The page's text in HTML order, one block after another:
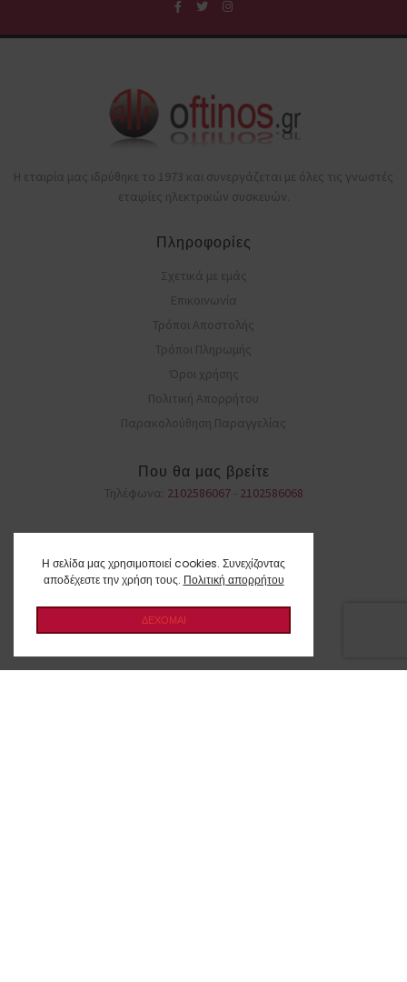
Η εταιρία μας ιδρύθηκε το 1973 και συνεργάζεται με όλες τις γνωστές
εταιρίες ηλεκτρικών συσκευών.
Πληροφορίες
Σχετικά με εμάς
Επικοινωνία
Τρόποι Αποστολής
Τρόποι Πληρωμής
Όροι χρήσης
Πολιτική Απορρήτου
Παρακολούθηση Παραγγελίας
Που θα μας βρείτε
Τηλέφωνα: 2102586067- 2102586068
Η σελίδα μας χρησιμοποιεί cookies. Συνεχίζοντας
αποδέχεστε την χρήση τους. Πολιτική απορρήτου
ΔΕΧΟΜΑΙ